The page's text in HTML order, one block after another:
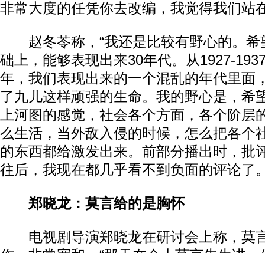
非常大度的任凭你去改编，我觉得我们站
赵冬苓称，“我还是比较有野心的。希
础上，能够表现出来30年代。从1927-
年，我们表现出来的一个混乱的年代里面
了九儿这样顽强的生命。我的野心是，希
上河图的感觉，社会各个方面，各个阶层
么生活，当外敌入侵的时候，怎么把各个
的东西都给激发出来。前部分播出时，批
往后，我现在都几乎看不到负面的评论了
郑晓龙：莫言给的是胸怀
电视剧导演郑晓龙在研讨会上称，莫